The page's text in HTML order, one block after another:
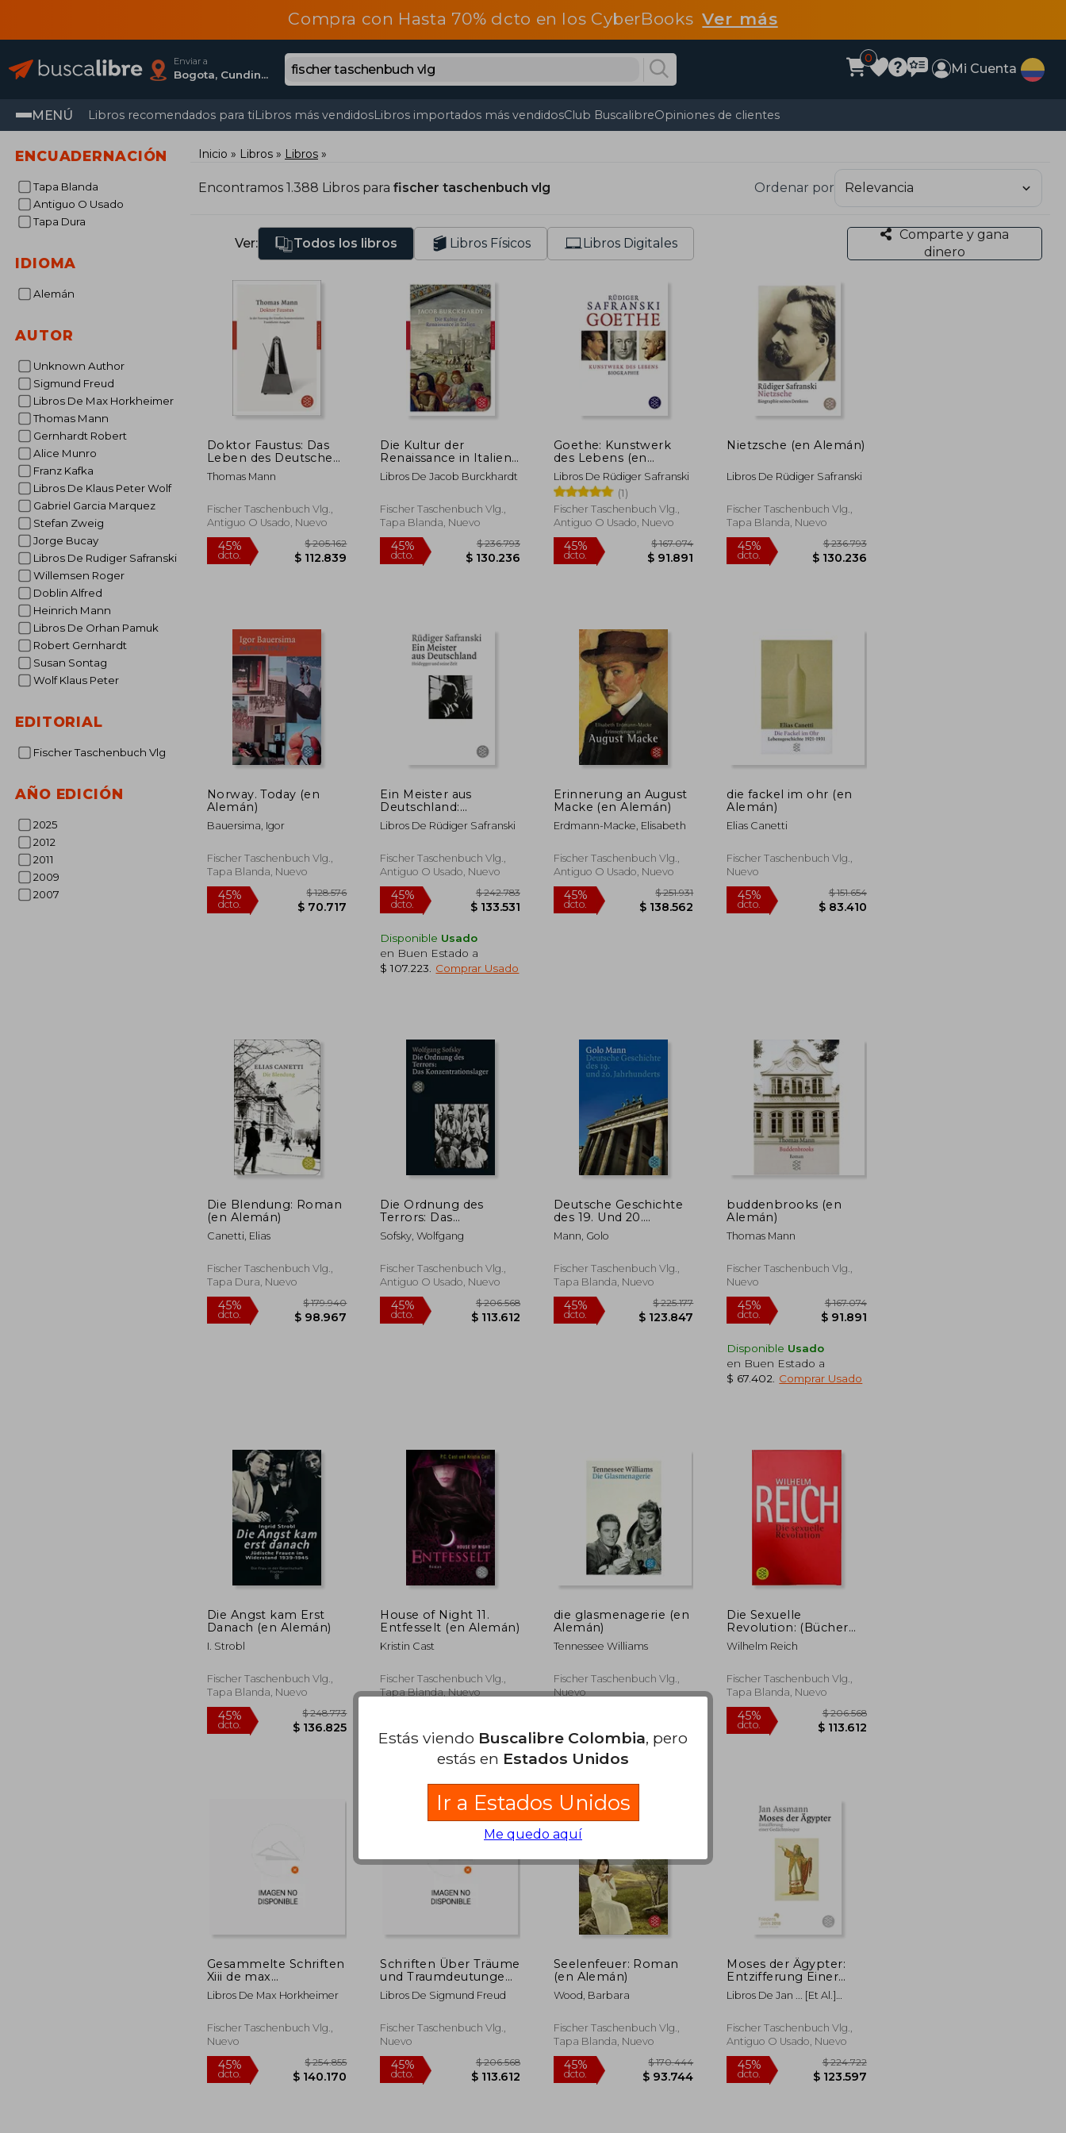
Compra con Hasta 70% dcto en los CyberBooksVer más
Enviar a
Bogota, Cundinamarca
0
Mi Cuenta
MENÚ Libros recomendados para tiLibros más vendidosLibros importados más vendidosClub BuscalibreOpiniones de clientes
ENCUADERNACIÓN
Tapa Blanda
Antiguo O Usado
Tapa Dura
IDIOMA
Alemán
AUTOR
Unknown Author
Sigmund Freud
Libros De Max Horkheimer
Thomas Mann
Gernhardt Robert
Alice Munro
Franz Kafka
Libros De Klaus Peter Wolf
Gabriel Garcia Marquez
Stefan Zweig
Jorge Bucay
Libros De Rudiger Safranski
Willemsen Roger
Doblin Alfred
Heinrich Mann
Libros De Orhan Pamuk
Robert Gernhardt
Susan Sontag
Wolf Klaus Peter
EDITORIAL
Fischer Taschenbuch Vlg
AÑO EDICIÓN
2025
2012
2011
2009
2007
Inicio Libros Libros
Encontramos 1.388 Libros para fischer taschenbuch vlg Ordenar por
Ver: Todos los libros Libros Físicos Libros Digitales
Comparte y gana
dinero
Doktor Faustus: Das
Leben des Deutschen
Tonsetzers Adrian
Leverkühn, Erzählt
der Fassung der
Großen
Großen
Kommentierten
Thomas Mann
Fischer Taschenbuch Vlg.,
Antiguo O Usado, Nuevo
Die Kultur der
Renaissance in Italien:
Ein Versuch (Fischer
Klassik) (en Alemán)
Libros De Jacob Burckhardt
Fischer Taschenbuch Vlg.,
Tapa Blanda, Nuevo
Goethe: Kunstwerk
des Lebens (en
Alemán)
Libros De Rüdiger Safranski
(1)
Fischer Taschenbuch Vlg.,
Antiguo O Usado, Nuevo
Nietzsche (en Alemán)
Libros De Rüdiger Safranski
Fischer Taschenbuch Vlg.,
Tapa Blanda, Nuevo
Norway. Today (en
Alemán)
Bauersima, Igor
Fischer Taschenbuch Vlg.,
Tapa Blanda, Nuevo
Ein Meister aus
Deutschland:
Heidegger und Seine
Zeit (en Alemán)
Libros De Rüdiger Safranski
Fischer Taschenbuch Vlg.,
Antiguo O Usado, Nuevo
Disponible Usado
en Buen Estado a
$ 107.223
Comprar Usado
Erinnerung an August
Macke (en Alemán)
Erdmann-Macke, Elisabeth
Fischer Taschenbuch Vlg.,
Antiguo O Usado, Nuevo
die fackel im ohr (en
Alemán)
Elias Canetti
Fischer Taschenbuch Vlg.,
Nuevo
Die Blendung: Roman
(en Alemán)
Canetti, Elias
Fischer Taschenbuch Vlg.,
Tapa Dura, Nuevo
45%
dcto.
Die Ordnung des
Terrors: Das
Konzentrationslager
(en Alemán)
Sofsky, Wolfgang
Fischer Taschenbuch Vlg.,
Antiguo O Usado, Nuevo
45%
dcto.
Deutsche Geschichte
des 19. Und 20.
Jahrhunderts (en
Alemán)
Mann, Golo
Fischer Taschenbuch Vlg.,
Tapa Blanda, Nuevo
$ 225.177
buddenbrooks (en
Alemán)
Thomas Mann
Fischer Taschenbuch Vlg.,
Nuevo
45%
Disponible Usado
en Buen Estado a
$ 67.402
Comprar Usado
Die Angst kam Erst
Danach (en Alemán)
I. Strobl
Fischer Taschenbuch Vlg.,
Tapa Blanda, Nuevo
45%
House of Night 11.
Entfesselt (en Alemán)
Kristin Cast
Fischer Taschenbuch Vlg.,
Tapa Blanda, Nuevo
45%
die glasmenagerie (en
Alemán)
Tennessee Williams
Fischer Taschenbuch Vlg.,
Nuevo
45%
dcto. $ 100.384
Die Sexuelle
Revolution: (Bücher
des Wissens) (en
Alemán)
Wilhelm Reich
Fischer Taschenbuch Vlg.,
Tapa Blanda, Nuevo
dcto.
Gesammelte Schriften
Xiii de max
Horkheimer(Fischer
Taschenbuch Vlg. ) (en
Libros De Max Horkheimer
Fischer Taschenbuch Vlg.,
Nuevo
Schriften Über Träume
und Traumdeutungen
de Sigmund
Freud(Fischer
Alemán)
Libros De Sigmund Freud
Fischer Taschenbuch Vlg.,
Nuevo
Seelenfeuer: Roman
(en Alemán)
Wood, Barbara
Fischer Taschenbuch Vlg.,
Tapa Blanda, Nuevo
Moses der Ägypter:
Entzifferung Einer
Gedächtnisspur (en
Alemán)
Libros De Jan ... [Et Al.]
Fischer Taschenbuch Vlg.,
Antiguo O Usado, Nuevo
Estás viendo Buscalibre Colombia, pero
estás en Estados Unidos
Ir a Estados Unidos
Me quedo aquí